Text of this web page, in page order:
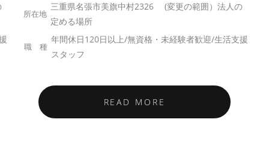
三重県名張市美旗中村2326 (変更の範囲）法人の
定める場所
年間休日120日以上/無資格・未経験者歓迎/生活支援
スタッフ
READ MORE